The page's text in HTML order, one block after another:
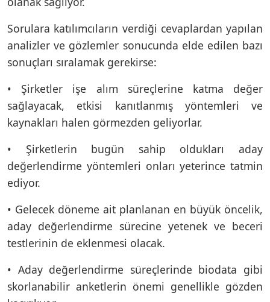
Sorulara katılımcıların verdiği cevaplardan yapılan
analizler ve gözlemler sonucunda elde edilen bazı
sonuçları sıralamak gerekirse:
• Şirketler işe alım süreçlerine katma değer
sağlayacak, etkisi kanıtlanmış yöntemleri ve
kaynakları halen görmezden geliyorlar.
• Şirketlerin bugün sahip oldukları aday
değerlendirme yöntemleri onları yeterince tatmin
ediyor.
• Gelecek döneme ait planlanan en büyük öncelik,
aday değerlendirme sürecine yetenek ve beceri
testlerinin de eklenmesi olacak.
• Aday değerlendirme süreçlerinde biodata gibi
skorlanabilir anketlerin önemi genellikle gözden